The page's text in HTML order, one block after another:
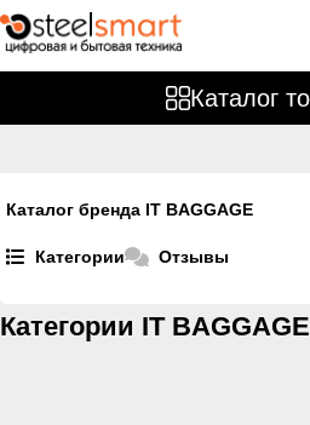
Каталог
Каталог бренда IT BAGGAGE
Категории Отзывы
Категории IT BAGGAGE